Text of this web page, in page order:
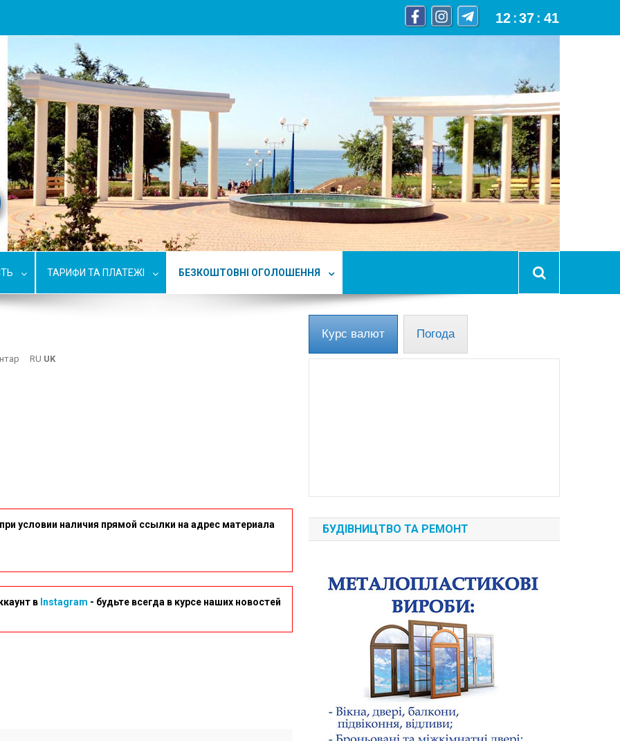
12 :37 : 42
ТАРИФИ ТА ПЛАТЕЖІ БЕЗКОШТОВНІ ОГОЛОШЕННЯ
RU UK
условии наличия прямой ссылки на адрес материала
в Instagram - будьте всегда в курсе наших новостей
Курс валют Погода
БУДІВНИЦТВО ТА РЕМОНТ